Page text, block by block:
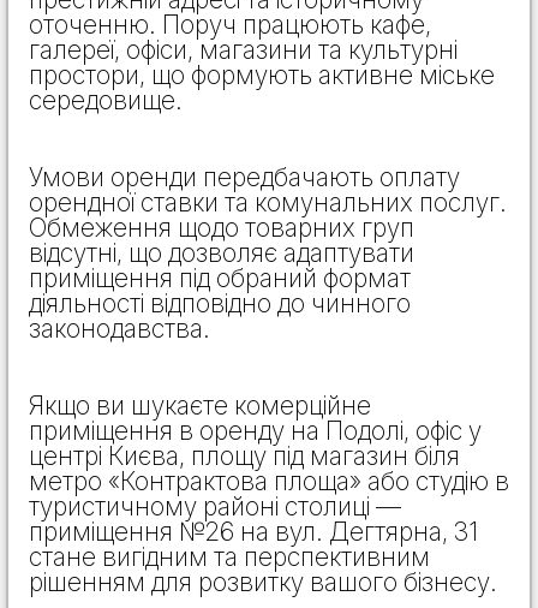
оточенню. Поруч працюють кафе,
галереї, офіси, магазини та культурні
простори, що формують активне міське
середовище.
Умови оренди передбачають оплату
орендної ставки та комунальних послуг.
Обмеження щодо товарних груп
відсутні, що дозволяє адаптувати
приміщення під обраний формат
діяльності відповідно до чинного
законодавства.
Якщо ви шукаєте комерційне
приміщення в оренду на Подолі, офіс у
центрі Києва, площу під магазин біля
метро «Контрактова площа» або студію в
туристичному районі столиці —
приміщення №26 на вул. Дегтярна, 31
стане вигідним та перспективним
рішенням для розвитку вашого бізнесу.